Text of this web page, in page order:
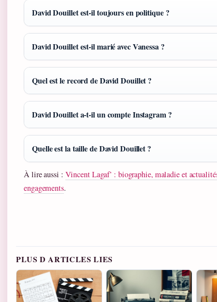
David Douillet est-il toujours en politique ?
David Douillet est-il marié avec Vanessa ?
Quel est le record de David Douillet ?
David Douillet a-t-il un compte Instagram ?
Quelle est la taille de David Douillet ?
À lire aussi : Vincent Lagaf’ : biographie, maladie et
engagements.
PLUS D ARTICLES LIES